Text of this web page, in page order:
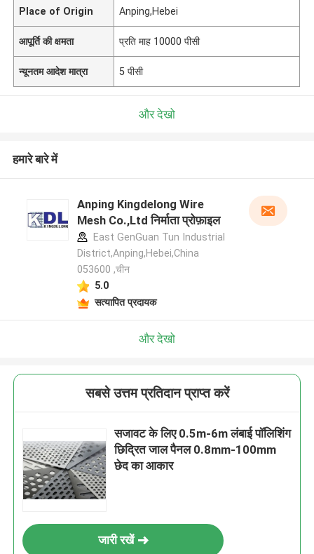
Place of Origin Anping,Hebei
आपूर्ति की क्षमता प्रति माह 10000 पीसी
न्यूनतम आदेश मात्रा 5 पीसी
और देखो
हमारे बारे में
Anping Kingdelong Wire
Mesh Co.,Ltd निर्माता प्रोफ़ाइल
East GenGuan Tun Industrial
District,Anping,Hebei,China
053600 ,चीन
5.0
सत्यापित प्रदायक
और देखो
सबसे उत्तम प्रतिदान प्राप्त करें
सजावट के लिए 0.5m-6m लंबाई पॉलिशिंग
छिद्रित जाल पैनल 0.8mm-100mm
छेद का आकार
जारी रखें